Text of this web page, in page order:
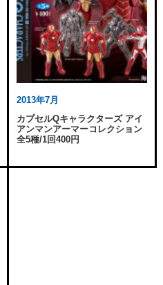
2013年7月
カプセルQキャラクターズ アイ
アンマンアーマーコレクション
全5種/1回400円